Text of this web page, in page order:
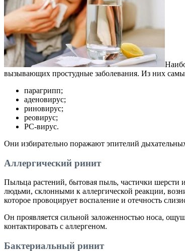
вызывающих простудные заболевания. Из них
парагрипп;
аденовирус;
риновирус;
реовирус;
РС-вирус.
Они избирательно поражают эпителий
Аллергический ринит
Пыльца растений, бытовая пыль, частички шерсти
людьми, склонными к аллергической реакции,
которое провоцирует воспаление и отечность
Он проявляется сильной заложенностью носа,
контактировать с аллергеном.
Бактериальный ринит